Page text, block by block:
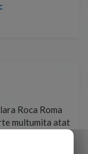
Roca Roma
multumita atat
in obtinerea